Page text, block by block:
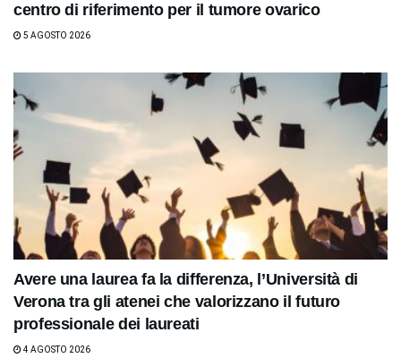
centro di riferimento per il tumore ovarico
5 AGOSTO 2026
Avere una laurea fa la differenza, l’Università di
Verona tra gli atenei che valorizzano il futuro
professionale dei laureati
4 AGOSTO 2026